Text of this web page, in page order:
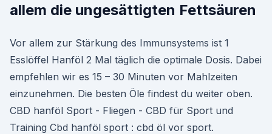
allem die ungesättigten Fettsäuren
Vor allem zur Stärkung des Immunsystems ist 1
Esslöffel Hanföl 2 Mal täglich die optimale Dosis. Dabei
empfehlen wir es 15 – 30 Minuten vor Mahlzeiten
einzunehmen. Die besten Öle findest du weiter oben. ️
CBD hanföl Sport - Fliegen - CBD für Sport und
Training Cbd hanföl sport : cbd öl vor sport.